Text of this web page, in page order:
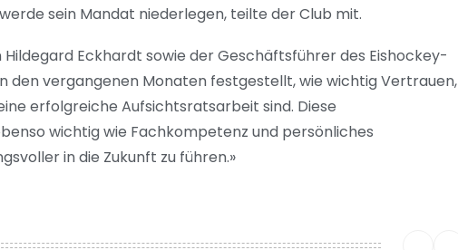
sein Mandat niederlegen, teilte der Club mit.
Eckhardt sowie der Geschäftsführer des Eishockey-
den vergangenen Monaten festgestellt, wie wichtig Vertrauen,
erfolgreiche Aufsichtsratsarbeit sind. Diese
wichtig wie Fachkompetenz und persönliches
in die Zukunft zu führen.»